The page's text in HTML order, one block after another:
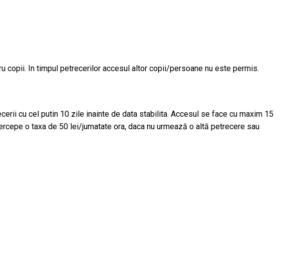
copii. In timpul petrecerilor accesul altor copii/persoane nu este permis.
cu cel putin 10 zile inainte de data stabilita. Accesul se face cu maxim 15
o taxa de 50 lei/jumatate ora, daca nu urmează o altă petrecere sau